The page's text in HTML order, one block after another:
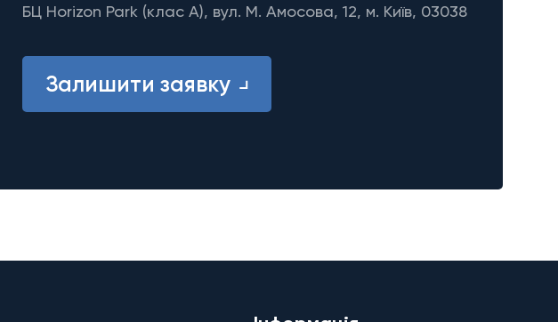
БЦ Horizon Park (клас A), вул. М. Амосова, 12, м. Київ, 03038
Залишити заявку